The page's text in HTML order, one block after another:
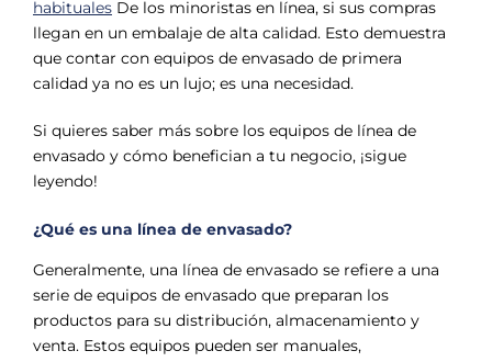
habituales De los minoristas en línea, si sus compras
llegan en un embalaje de alta calidad. Esto demuestra
que contar con equipos de envasado de primera
calidad ya no es un lujo; es una necesidad.
Si quieres saber más sobre los equipos de línea de
envasado y cómo benefician a tu negocio, ¡sigue
leyendo!
¿Qué es una línea de envasado?
Generalmente, una línea de envasado se refiere a una
serie de equipos de envasado que preparan los
productos para su distribución, almacenamiento y
venta. Estos equipos pueden ser manuales,